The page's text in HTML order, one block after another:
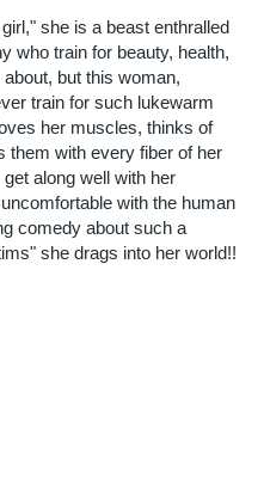
she is a beast enthralled
who train for beauty, health,
but this woman,
train for such lukewarm
her muscles, thinks of
them with every fiber of her
along well with her
with the human
comedy about such a
she drags into her world!!